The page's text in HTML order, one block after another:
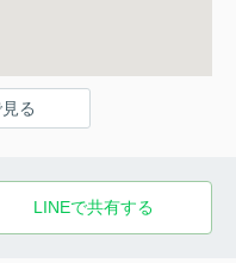
る
LINEで共有する